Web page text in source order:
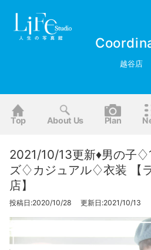
越谷店
Top About Us Plan
2021/10/13更新♦男の子
ズ♢カジュアル♢衣装 【
店】
投稿日:2020/10/28 更新日:2021/10/13